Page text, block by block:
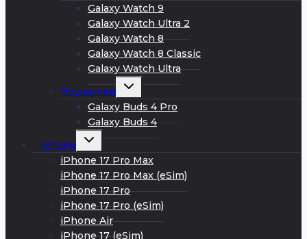
меню
Galaxy Watch 9
Galaxy Watch Ultra 2
Galaxy Watch 8
Galaxy Watch 8 Classic
Galaxy Watch Ultra
Наушники
Развернуть
меню
Galaxy Buds 4 Pro
Galaxy Buds 4
iPhone
Развернуть
меню
iPhone 17 Pro Max
iPhone 17 Pro Max (eSim)
iPhone 17 Pro
iPhone 17 Pro (eSim)
iPhone Air
iPhone 17 (eSim)